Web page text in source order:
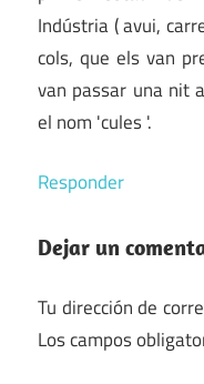
Indústria ( avui,
cols, que els van
van passar una nit
el nom 'cules '.
Responder
Dejar un
Tu dirección de
Los campos